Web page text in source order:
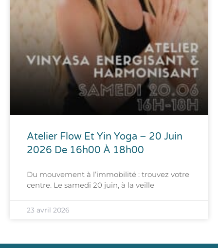
Atelier Flow Et Yin Yoga – 20 Juin
2026 De 16h00 À 18h00
Du mouvement à l’immobilité : trouvez votre
centre. Le samedi 20 juin, à la veille
23 avril 2026